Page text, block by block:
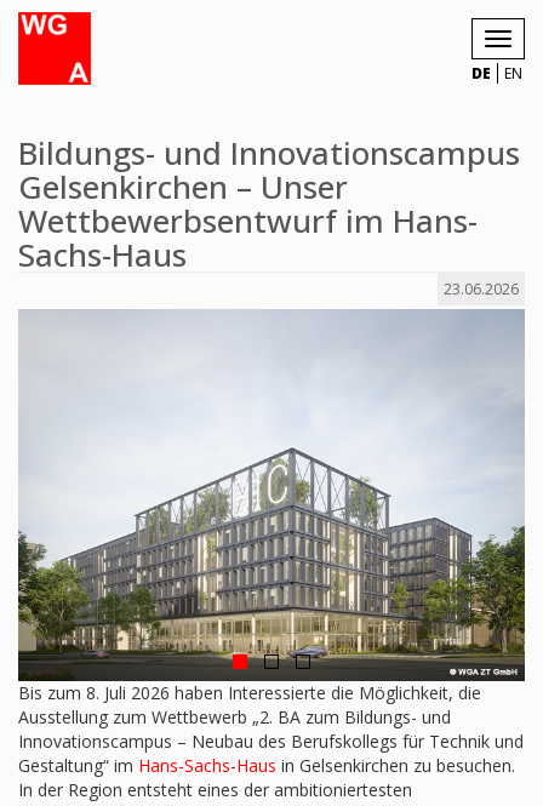
DE EN
Bildungs- und Innovationscampus
Gelsenkirchen – Unser
Wettbewerbsentwurf im Hans-
Sachs-Haus
23.06.2026
Bis zum 8. Juli 2026 haben Interessierte die Möglichkeit, die
Ausstellung zum Wettbewerb „2. BA zum Bildungs- und
Innovationscampus – Neubau des Berufskollegs für Technik und
Gestaltung“ im Hans-Sachs-Haus in Gelsenkirchen zu besuchen.
In der Region entsteht eines der ambitioniertesten